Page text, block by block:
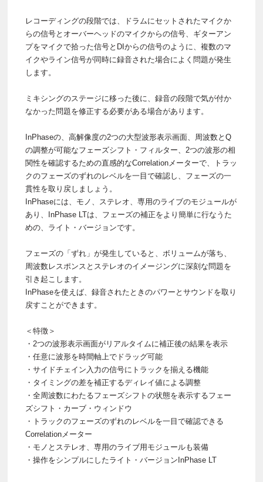
レコーディングの段階では、ドラムにセットされたマイクか
らの信号とオーバーヘッドのマイクからの信号、ギターアン
プをマイクで拾った信号とDIからの信号のように、複数のマ
イクやライン信号が同時に録音された場合によく問題が発生
します。
ミキシングのステージに移った後に、録音の段階で気が付か
なかった問題を修正する必要がある場合があります。
InPhaseの、高解像度の2つの大型波形表示画面、周波数とQ
の調整が可能なフェーズシフト・フィルター、2つの波形の相
関性を確認するための直感的なCorrelationメーターで、トラッ
クのフェーズのずれのレベルを一目で確認し、フェーズの一
貫性を取り戻しましょう。
InPhaseには、モノ、ステレオ、専用のライブのモジュールが
あり、InPhase LTは、フェーズの補正をより簡単に行なうた
めの、ライト・バージョンです。
フェーズの「ずれ」が発生していると、ボリュームが落ち、
周波数レスポンスとステレオのイメージングに深刻な問題を
引き起こします。
InPhaseを使えば、録音されたときのパワーとサウンドを取り
戻すことができます。
＜特徴＞
・2つの波形表示画面がリアルタイムに補正後の結果を表示
・任意に波形を時間軸上でドラッグ可能
・サイドチェイン入力の信号にトラックを揃える機能
・タイミングの差を補正するディレイ値による調整
・全周波数にわたるフェーズシフトの状態を表示するフェー
ズシフト・カーブ・ウィンドウ
・トラックのフェーズのずれのレベルを一目で確認できる
Correlationメーター
・モノとステレオ、専用のライブ用モジュールも装備
・操作をシンプルにしたライト・バージョンInPhase LT